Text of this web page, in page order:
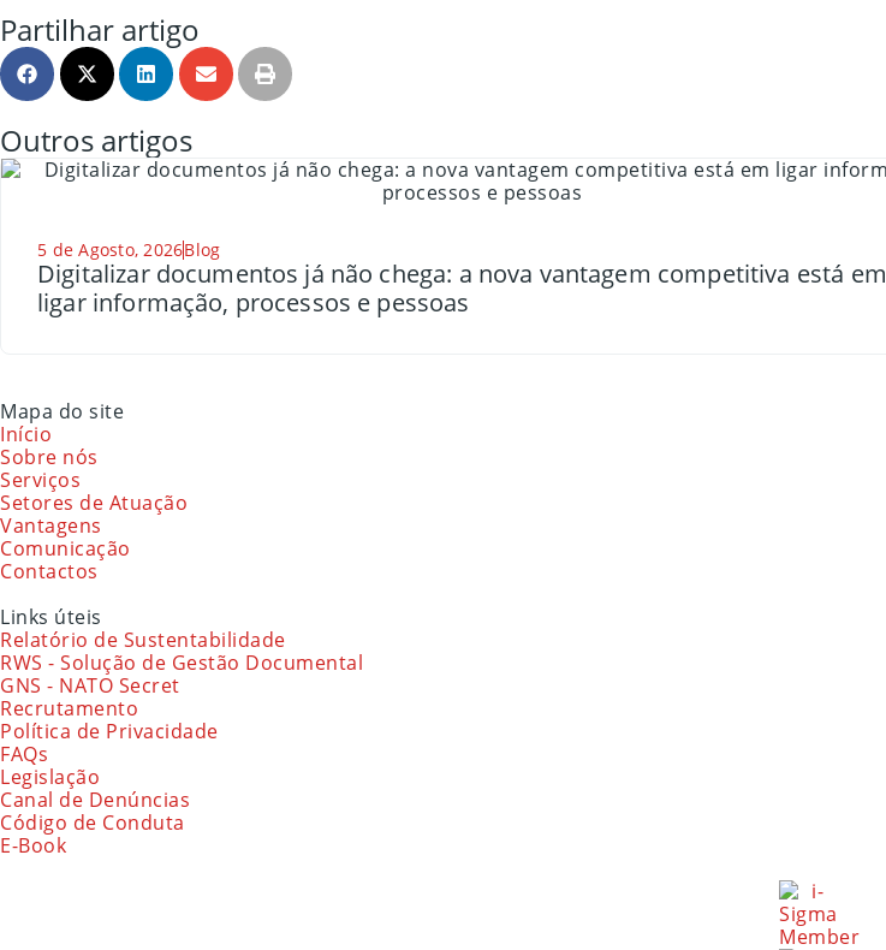
Partilhar artigo
Outros artigos
5 de Agosto, 2026Blog
Digitalizar documentos já não chega: a nova vantagem competitiva está em
ligar informação, processos e pessoas
Mapa do site
Início
Sobre nós
Serviços
Setores de Atuação
Vantagens
Comunicação
Contactos
Links úteis
Relatório de Sustentabilidade
RWS - Solução de Gestão Documental
GNS - NATO Secret
Recrutamento
Política de Privacidade
FAQs
Legislação
Canal de Denúncias
Código de Conduta
E-Book